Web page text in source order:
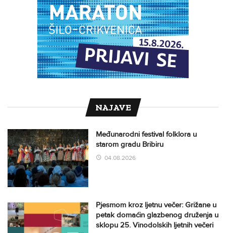
NAJAVE
Međunarodni festival folklora u
starom gradu Bribiru
04.08.2026
Pjesmom kroz ljetnu večer: Grižane u
petak domaćin glazbenog druženja u
sklopu 25. Vinodolskih ljetnih večeri